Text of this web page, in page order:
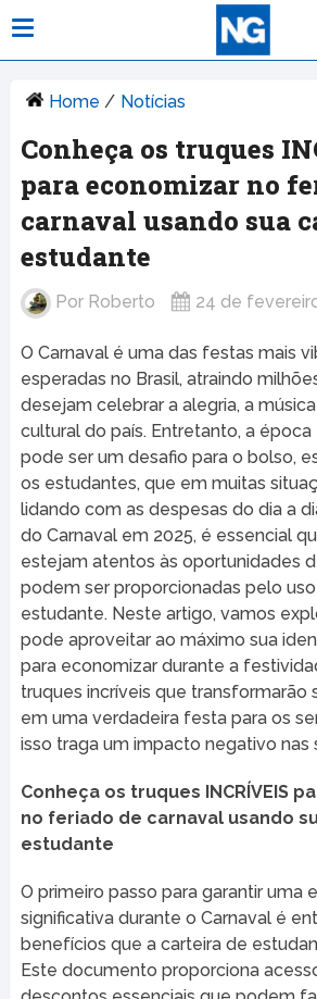
Home / Notícias
Conheça os truques
para economizar no
carnaval usando sua
estudante
Por Roberto 24 de
O Carnaval é uma das festas mais
esperadas no Brasil, atraindo
desejam celebrar a alegria, a
cultural do país. Entretanto, a
pode ser um desafio para o bolso,
os estudantes, que em muitas
lidando com as despesas do dia a
do Carnaval em 2025, é essencial
estejam atentos às oportunidades
podem ser proporcionadas pelo
estudante. Neste artigo, vamos
pode aproveitar ao máximo sua
para economizar durante a
truques incríveis que transformarão
em uma verdadeira festa para os
isso traga um impacto negativo nas
Conheça os truques INCRÍVEIS
no feriado de carnaval usando
estudante
O primeiro passo para garantir uma
significativa durante o Carnaval é
benefícios que a carteira de
Este documento proporciona